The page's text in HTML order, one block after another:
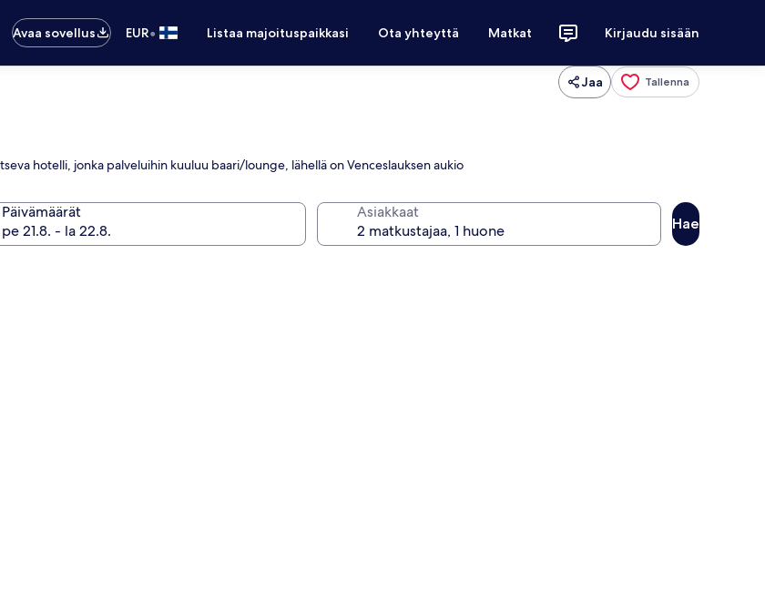
Avaa sovellus
EUR• Listaa majoituspaikkasi Ota yhteyttä Matkat Kirjaudu sisään
Jaa Tallenna
hotelli, jonka palveluihin kuuluu baari/lounge, lähellä on Venceslauksen aukio
Päivämäärät Asiakkaat
Hae